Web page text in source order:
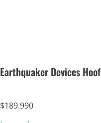
Earthquaker Devices Hoof
$189.990